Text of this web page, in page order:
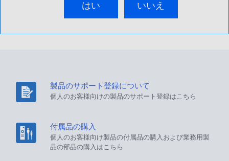
はい いいえ
製品のサポート登録について
個人のお客様向けの製品のサポート登録はこちら
付属品の購入
個人のお客様向け製品の付属品の購入および業務用製
品の部品の購入はこちら